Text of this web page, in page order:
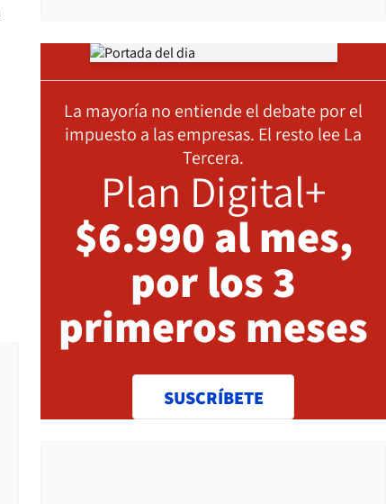
Opens in new window
La mayoría no entiende el debate por el
impuesto a las empresas. El resto lee La
Tercera.
Plan Digital+
$6.990 al mes,
por los 3
primeros meses
SUSCRÍBETE